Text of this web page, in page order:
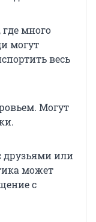
много
могут
весь
Могут
друзьями или
может
с